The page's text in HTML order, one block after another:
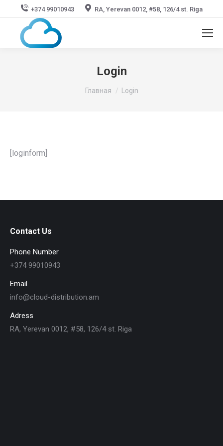
+374 99010943 RA, Yerevan 0012, #58, 126/4 st. Riga
Login
Вы здесь:
Главная Login
[loginform]
Contact Us
Phone Number
+374 99010943
Email
info@cloud-distribution.am
Adress
RA, Yerevan 0012, #58, 126/4 st. Riga